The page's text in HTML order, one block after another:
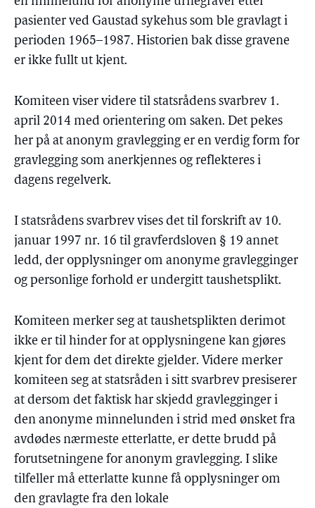
pasienter ved Gaustad sykehus som ble gravlagt i
perioden 1965–1987. Historien bak disse gravene
er ikke fullt ut kjent.
Komiteen viser videre til statsrådens svarbrev 1.
april 2014 med orientering om saken. Det pekes
her på at anonym gravlegging er en verdig form for
gravlegging som anerkjennes og reflekteres i
dagens regelverk.
I statsrådens svarbrev vises det til forskrift av 10.
januar 1997 nr. 16 til gravferdsloven § 19 annet
ledd, der opplysninger om anonyme gravlegginger
og personlige forhold er undergitt taushetsplikt.
Komiteen merker seg at taushetsplikten derimot
ikke er til hinder for at opplysningene kan gjøres
kjent for dem det direkte gjelder. Videre merker
komiteen seg at statsråden i sitt svarbrev presiserer
at dersom det faktisk har skjedd gravlegginger i
den anonyme minnelunden i strid med ønsket fra
avdødes nærmeste etterlatte, er dette brudd på
forutsetningene for anonym gravlegging. I slike
tilfeller må etterlatte kunne få opplysninger om
den gravlagte fra den lokale